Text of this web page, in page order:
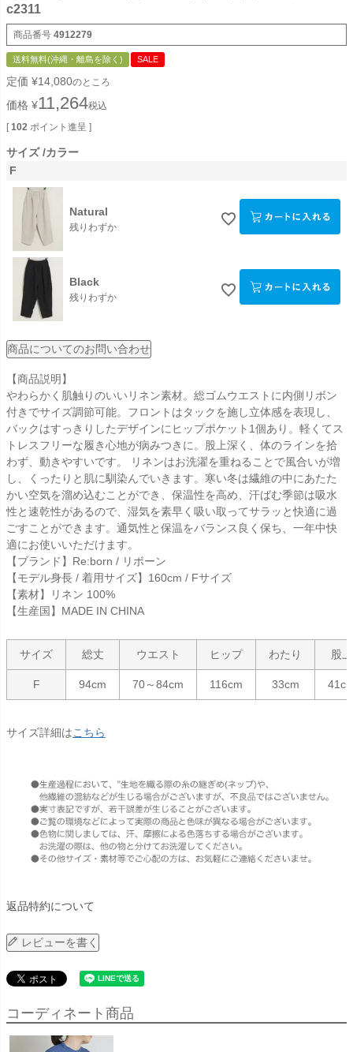
c2311
商品番号 4912279
送料無料(沖縄・離島を除く) SALE
定価 ¥14,080のところ
価格 ¥11,264税込
[ 102 ポイント進呈 ]
サイズ カラー
F
Natural
残りわずか
Black
残りわずか
商品についてのお問い合わせ
【商品説明】
やわらかく肌触りのいいリネン素材。総ゴムウエストに内側リボン
付きでサイズ調節可能。フロントはタックを施し立体感を表現し、
バックはすっきりしたデザインにヒップポケット1個あり。軽くてス
トレスフリーな履き心地が病みつきに。股上深く、体のラインを拾
わず、動きやすいです。 リネンはお洗濯を重ねることで風合いが増
し、くったりと肌に馴染んでいきます。寒い冬は繊維の中にあたた
かい空気を溜め込むことができ、保温性を高め、汗ばむ季節は吸水
性と速乾性があるので、湿気を素早く吸い取ってサラッと快適に過
ごすことができます。通気性と保温をバランス良く保ち、一年中快
適にお使いいただけます。
【ブランド】Re:born / リボーン
【モデル身長 / 着用サイズ】160cm / Fサイズ
【素材】リネン 100%
【生産国】MADE IN CHINA
サイズ 総丈 ウエスト ヒップ わたり 股上
F 94cm 70～84cm 116cm 33cm
サイズ詳細はこちら
返品特約について
レビューを書く
コーディネート商品